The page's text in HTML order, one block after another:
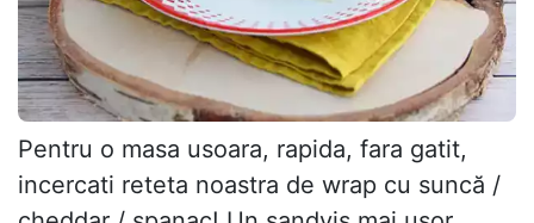
Pentru o masa usoara, rapida, fara gatit,
incercati reteta noastra de wrap cu suncă /